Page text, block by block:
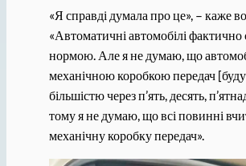
«Я справді думала про це», – каже
«Автоматичні автомобілі фактично
нормою. Але я не думаю, що
механічною коробкою передач
більшістю через п’ять, десять,
тому я не думаю, що всі повинні
механічну коробку передач».